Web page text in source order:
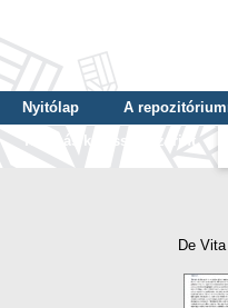
Nyitólap A
Tallózás kulcsszó szerint
De